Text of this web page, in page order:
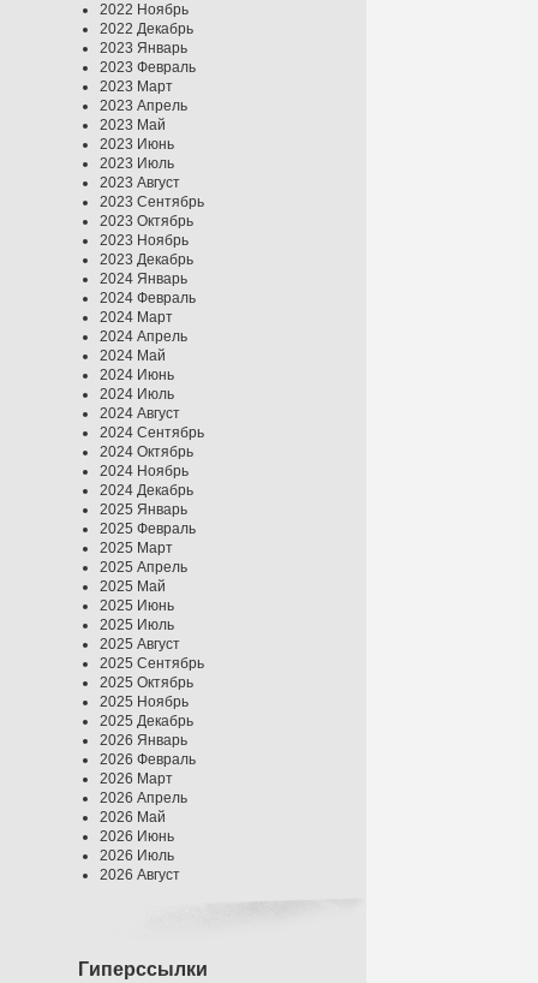
2022 Ноябрь
2022 Декабрь
2023 Январь
2023 Февраль
2023 Март
2023 Апрель
2023 Май
2023 Июнь
2023 Июль
2023 Август
2023 Сентябрь
2023 Октябрь
2023 Ноябрь
2023 Декабрь
2024 Январь
2024 Февраль
2024 Март
2024 Апрель
2024 Май
2024 Июнь
2024 Июль
2024 Август
2024 Сентябрь
2024 Октябрь
2024 Ноябрь
2024 Декабрь
2025 Январь
2025 Февраль
2025 Март
2025 Апрель
2025 Май
2025 Июнь
2025 Июль
2025 Август
2025 Сентябрь
2025 Октябрь
2025 Ноябрь
2025 Декабрь
2026 Январь
2026 Февраль
2026 Март
2026 Апрель
2026 Май
2026 Июнь
2026 Июль
2026 Август
Гиперссылки